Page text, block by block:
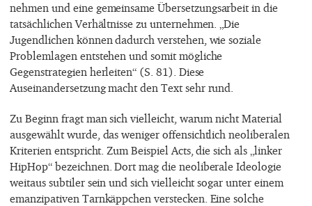
nehmen und eine gemeinsame Übersetzungsarbeit in die
tatsächlichen Verhältnisse zu unternehmen. „Die
Jugendlichen können dadurch verstehen, wie soziale
Problemlagen entstehen und somit mögliche
Gegenstrategien herleiten“ (S. 81). Diese
Auseinandersetzung macht den Text sehr rund.
Zu Beginn fragt man sich vielleicht, warum nicht Material
ausgewählt wurde, das weniger offensichtlich neoliberalen
Kriterien entspricht. Zum Beispiel Acts, die sich als „linker
HipHop“ bezeichnen. Dort mag die neoliberale Ideologie
weitaus subtiler sein und sich vielleicht sogar unter einem
emanzipativen Tarnkäppchen verstecken. Eine solche